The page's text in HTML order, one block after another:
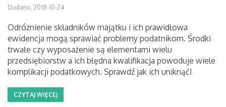
Dodano: 2018-10-24
Odróżnienie składników majątku i ich prawidłowa
ewidencja mogą sprawiać problemy podatnikom. Środki
trwałe czy wyposażenie są elementami wielu
przedsiębiorstw a ich błędna kwalifikacja powoduje wiele
komplikacji podatkowych. Sprawdź jak ich uniknąć!
CZYTAJ WIĘCEJ